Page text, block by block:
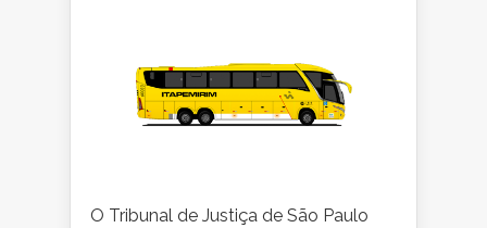
O Tribunal de Justiça de São Paulo